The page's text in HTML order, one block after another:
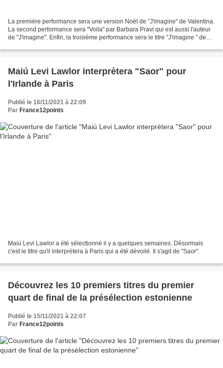
La première performance sera une version Noël de "J'imagine" de Valentina.
La second performance sera "Voila" par Barbara Pravi qui est aussi l'auteur
de "J'imagine". Enfin, la troisième performance sera le titre "J'imagine " de
Maiú Levi Lawlor interprètera "Saor" pour
l'Irlande à Paris
Publié le 16/11/2021 à 22:09
Par France12points
Maiú Levi Lawlor a été sélectionné il y a quelques semaines. Désormais
c'est le titre qu'il interprètera à Paris qui a été dévoilé. Il s'agit de "Saor".
Découvrez les 10 premiers titres du premier
quart de final de la présélection estonienne
Publié le 15/11/2021 à 22:07
Par France12points